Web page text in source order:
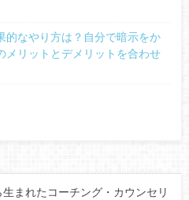
的なやり方は？自分で暗示をか
メリットとデメリットを合わせ
まれたコーチング・カウンセリ